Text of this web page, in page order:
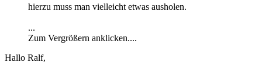
hierzu muss man vielleicht etwas ausholen.
...
Zum Vergrößern anklicken....
Hallo Ralf,